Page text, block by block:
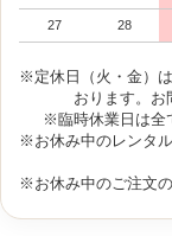
27 28
※定休日（火・金）
おります。お
※臨時休業日は全
※お休み中のレンタ
※お休み中のご注文